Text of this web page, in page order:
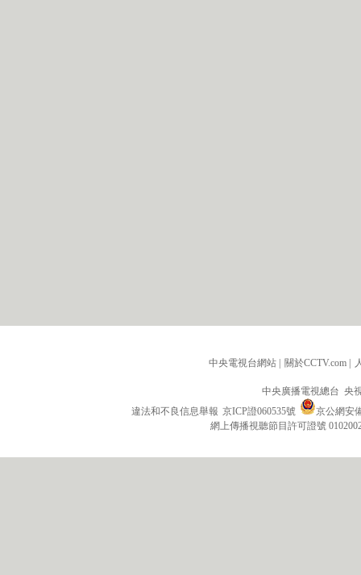
中央電視台網站 | 關於CCTV.com |
中央廣播電視總台 央
違法和不良信息舉報 京ICP證060535號
京公網安
網上傳播視聽節目許可證號